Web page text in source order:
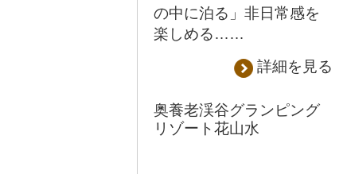
の中に泊る」非日常感を
楽しめる……
詳細を見る
奥養老渓谷グランピング
リゾート花山水